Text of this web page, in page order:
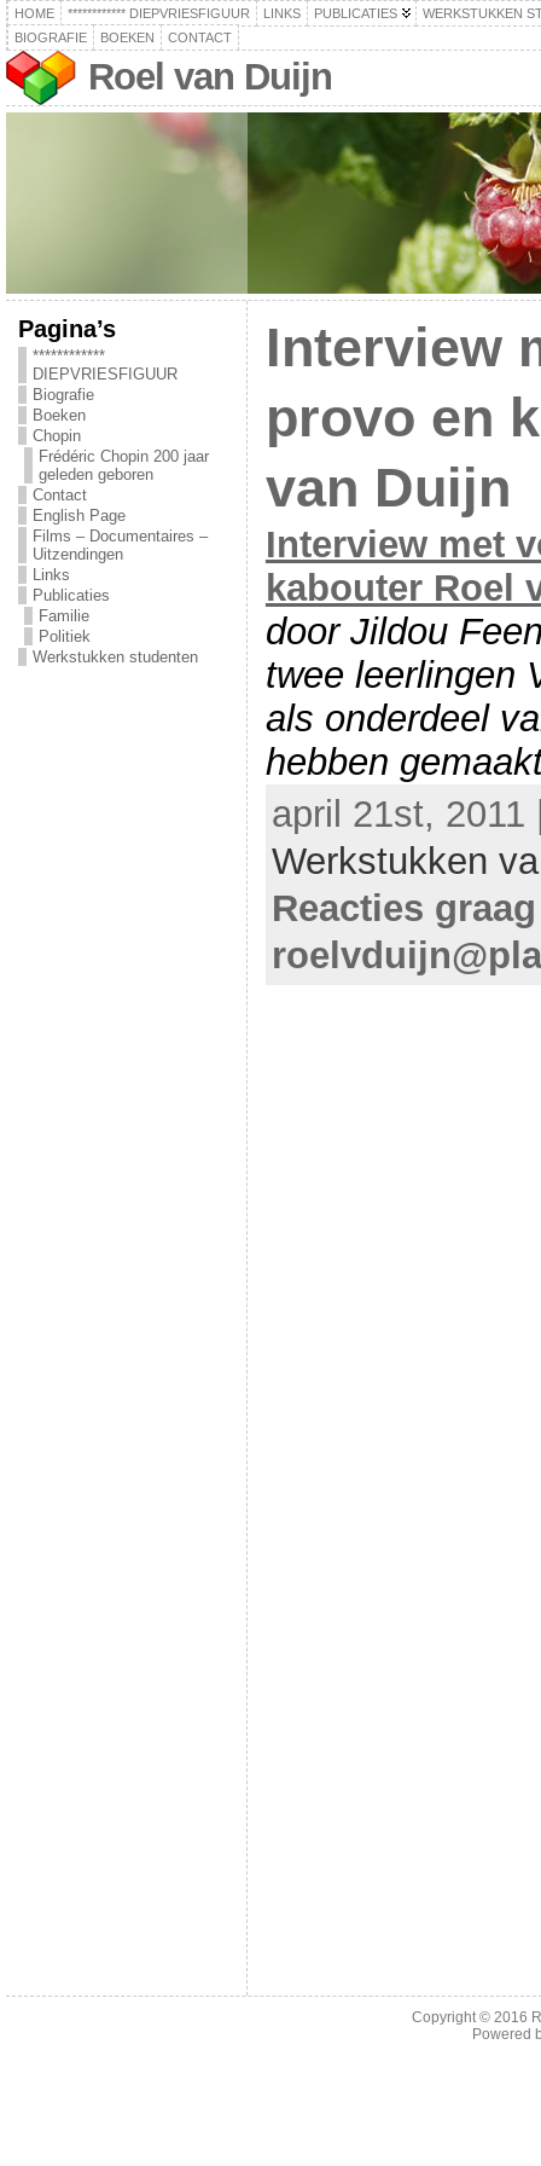
HOME ************ DIEPVRIESFIGUUR LINKS PUBLICATIES
WERKSTUKKEN
BIOGRAFIE
BOEKEN CONTACT
Roel van Duijn
Pagina’s
************
DIEPVRIESFIGUUR
Biografie
Boeken
Chopin
Frédéric Chopin 200 jaar
geleden geboren
Contact
English Page
Films – Documentaires –
Uitzendingen
Links
Publicaties
Familie
Politiek
Werkstukken studenten
Interview
provo en
van Duijn
Interview met
kabouter Roel
door Jildou
twee leerlingen
als onderdeel
hebben
april 21st, 2011
Werkstukken
Reacties
Copyright © 2016
Powered